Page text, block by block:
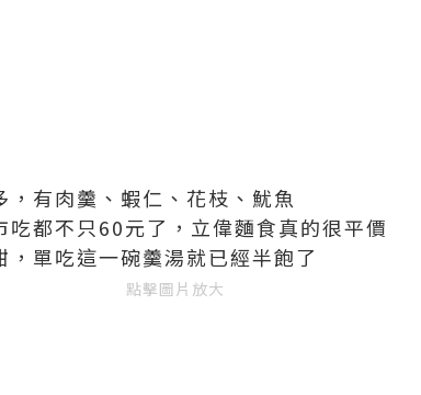
有肉羹、蝦仁、花枝、魷魚
都不只60元了，立偉麵食真的很平價
單吃這一碗羹湯就已經半飽了
點擊圖片放大